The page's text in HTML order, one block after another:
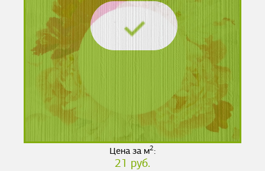
Цена за м2:
21 руб.